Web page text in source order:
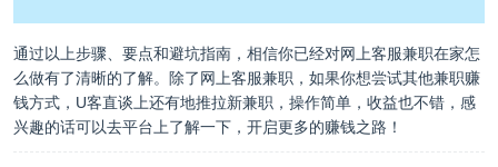
通过以上步骤、要点和避坑指南，相信你已经对网上客服兼职在家怎
么做有了清晰的了解。除了网上客服兼职，如果你想尝试其他兼职赚
钱方式，U客直谈上还有地推拉新兼职，操作简单，收益也不错，感
兴趣的话可以去平台上了解一下，开启更多的赚钱之路！